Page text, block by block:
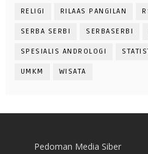
RELIGI RILAAS PANGILAN
SERBA SERBI SERBASERBI
SPESIALIS ANDROLOGI
UMKM WISATA
Pedoman Media Siber